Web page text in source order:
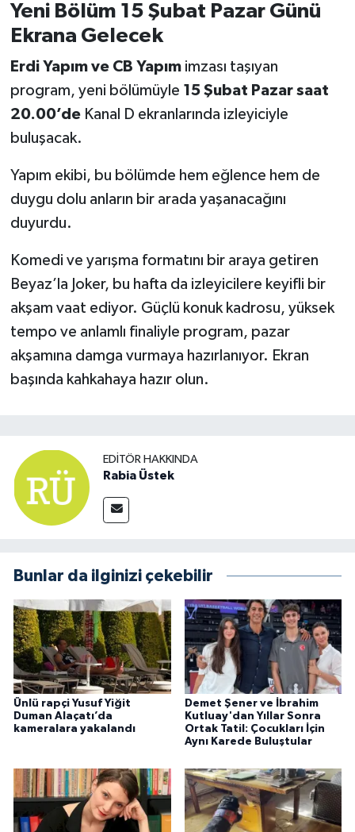
Yeni Bölüm 15 Şubat Pazar Günü
Ekrana Gelecek
Erdi Yapım ve CB Yapımimzası taşıyan
program, yeni bölümüyle 15 Şubat Pazar saat
20.00’deKanal D ekranlarında izleyiciyle
buluşacak.
Yapım ekibi, bu bölümde hem eğlence hem de
duygu dolu anların bir arada yaşanacağını
duyurdu.
Komedi ve yarışma formatını bir araya getiren
Beyaz’la Joker, bu hafta da izleyicilere keyifli bir
akşam vaat ediyor. Güçlü konuk kadrosu, yüksek
tempo ve anlamlı finaliyle program, pazar
akşamına damga vurmaya hazırlanıyor. Ekran
başında kahkahaya hazır olun.
EDITÖR HAKKINDA
Rabia Üstek
Bunlar da ilginizi çekebilir
Ünlü rapçi Yusuf Yiğit
Duman Alaçatı’da
kameralara yakalandı
Demet Şener ve İbrahim
Kutluay'dan Yıllar Sonra
Ortak Tatil: Çocukları İçin
Aynı Karede Buluştular